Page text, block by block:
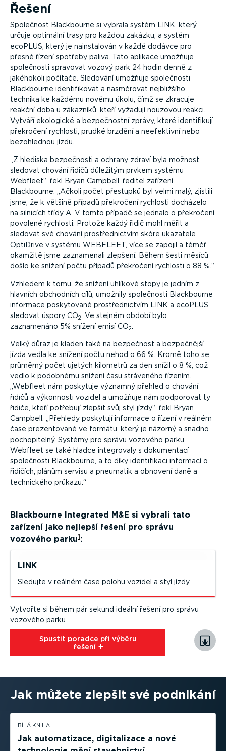
Řešení
Společnost Blackbourne si vybrala systém LINK, který
určuje optimální trasy pro každou zakázku, a systém
ecoPLUS, který je nainstalován v každé dodávce pro
přesné řízení spotřeby paliva. Tato aplikace umožňuje
společnosti spravovat vozový park 24 hodin denně z
jakéhokoli počítače. Sledování umožňuje společnosti
Blackbourne identifikovat a nasměrovat nejbližšího
technika ke každému novému úkolu, čímž se zkracuje
reakční doba u zákazníků, kteří vyžadují nouzovou reakci.
Vytváří ekologické a bezpečnostní zprávy, které identifikují
překročení rychlosti, prudké brzdění a neefektivní nebo
bezohlednou jízdu.
Z hlediska bezpečnosti a ochrany zdraví byla možnost
sledovat chování řidičů důležitým prvkem systému
Webfleet , řekl Bryan Campbell, ředitel zařízení
Blackbourne.
Ačkoli počet přestupků byl velmi malý, zjistili
jsme, že k většině případů překročení rychlosti docházelo
na silnicích třídy A. V tomto případě se jednalo o překročení
povolené rychlosti. Protože každý řidič mohl měřit a
sledovat své chování prostřednictvím skóre ukazatele
OptiDrive v systému WEBFLEET, více se zapojil a téměř
okamžitě jsme zaznamenali zlepšení. Během šesti měsíců
došlo ke snížení počtu případů překročení rychlosti o 88 %.
Vzhledem k tomu, že snížení uhlíkové stopy je jedním z
hlavních obchodních cílů, umožnily společnosti Blackbourne
informace poskytované prostřednictvím LINK a ecoPLUS
sledovat úspory CO2. Ve stejném období bylo
zaznamenáno 5% snížení emisí CO2.
Velký důraz je kladen také na bezpečnost a bezpečnější
jízda vedla ke snížení počtu nehod o 66 %. Kromě toho se
průměrný počet ujetých kilometrů za den snížil o 8 %, což
vedlo k podobnému snížení času stráveného řízením.
Webfleet nám poskytuje významný přehled o chování
řidičů a výkonnosti vozidel a umožňuje nám podporovat ty
řidiče, kteří potřebují zlepšit svůj styl jízdy , řekl Bryan
Campbell.
Přehledy poskytují informace o řízení v reálném
čase prezentované ve formátu, který je názorný a snadno
pochopitelný. Systémy pro správu vozového parku
Webfleet se také hladce integrovaly s dokumentací
společnosti Blackbourne, a to díky identifikaci informací o
řidičích, plánům servisu a pneumatik a obnovení daně a
technického průkazu.
Blackbourne Integrated M&E si vybrali tato
zařízení jako nejlepší řešení pro správu
vozového parku1:
LINK
Sledujte v reálném čase polohu vozidel a styl jízdy.
Vytvořte si během pár sekund ideální řešení pro správu
vozového parku
Spustit poradce při výběru
řešení⁠
Jak můžete zlepšit své podnikání
BÍLÁ KNIHA
Jak automa­tizace, digita­lizace a nové